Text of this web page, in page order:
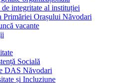
integritate al instituției
Primăriei Orașului Năvodari
vacante
Socială
DAS Năvodari
și Incluziune